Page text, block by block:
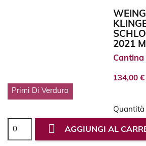
Primi Di Verdura
2021
Cantina
134,00 €
Quantità
 AGGIUNGI AL